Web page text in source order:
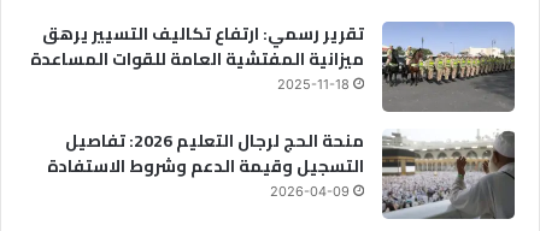
تقرير رسمي: ارتفاع تكاليف التسيير يرهق
ميزانية المفتشية العامة للقوات المساعدة
2025-11-18
منحة الحج لرجال التعليم 2026: تفاصيل
التسجيل وقيمة الدعم وشروط الاستفادة
2026-04-09